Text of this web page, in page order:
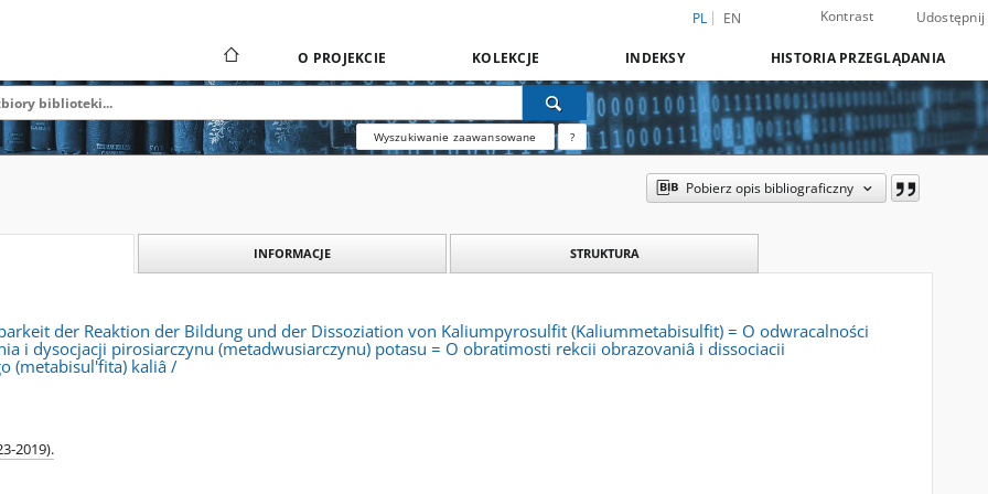
PL EN Kontrast Udostępnij
O PROJEKCIE KOLEKCJE INDEKSY HISTORIA PRZEGLĄDANIA
Wyszukiwanie zaawansowane ?
Pobierz opis bibliograficzny
INFORMACJE STRUKTURA
der Reaktion der Bildung und der Dissoziation von Kaliumpyrosulfit (Kaliummetabisulfit) = O odwracalności
i dysocjacji pirosiarczynu (metadwusiarczynu) potasu = O obratimosti rekcii obrazovaniâ i dissociacii
(metabisul'fita) kaliâ /
2019).